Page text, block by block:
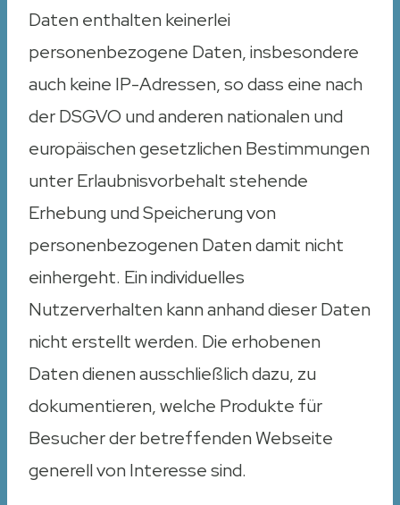
Daten enthalten keinerlei
personenbezogene Daten, insbesondere
auch keine IP-Adressen, so dass eine nach
der DSGVO und anderen nationalen und
europäischen gesetzlichen Bestimmungen
unter Erlaubnisvorbehalt stehende
Erhebung und Speicherung von
personenbezogenen Daten damit nicht
einhergeht. Ein individuelles
Nutzerverhalten kann anhand dieser Daten
nicht erstellt werden. Die erhobenen
Daten dienen ausschließlich dazu, zu
dokumentieren, welche Produkte für
Besucher der betreffenden Webseite
generell von Interesse sind.